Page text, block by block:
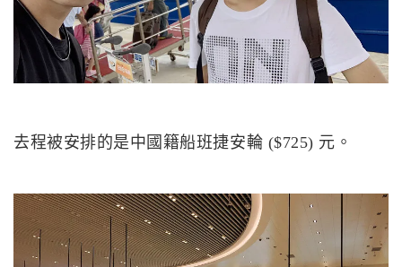
去程被安排的是中國籍船班捷安輪 ($725) 元。